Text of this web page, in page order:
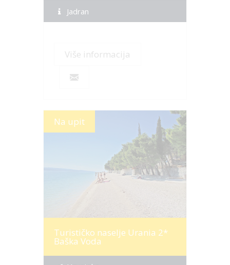
Jadran
Više informacija
Na upit
Više informacija
Turističko naselje Urania 2*
Baška Voda